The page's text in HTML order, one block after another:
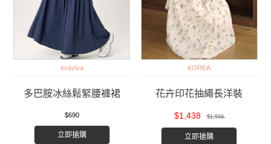
evaviva
多巴胺冰絲鬆緊腰褲裙
$690
立即搶購
KOREA
花卉印花抽繩長洋裝
$1,438 $1,598
立即搶購